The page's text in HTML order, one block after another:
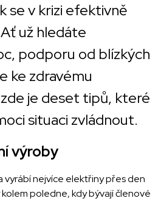
se v krizi efektivně
už hledáte
podporu od blízkých
ke zdravému
je deset tipů, které
situaci zvládnout.
výroby
vyrábí nejvíce elektřiny přes den
poledne, kdy bývají členové